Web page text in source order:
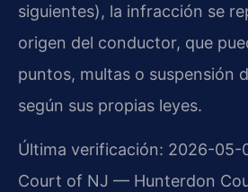
siguientes), la infracción se
origen del conductor, que
puntos, multas o suspensión
según sus propias leyes.
Última verificación: 2026-05-
Court of NJ — Hunterdon